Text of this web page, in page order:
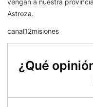
vengan a nuestra
Astroza.
canal12misiones
¿Qué